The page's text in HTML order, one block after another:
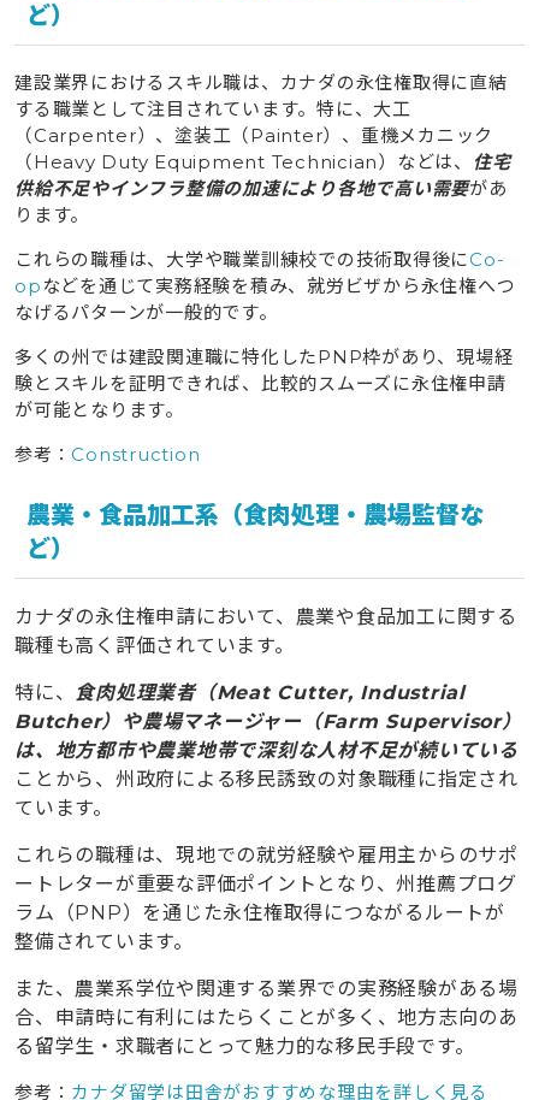
ど）
建設業界におけるスキル職は、カナダの永住権取得に直結
する職業として注目されています。特に、大工
（Carpenter）、塗装工（Painter）、重機メカニック
（Heavy Duty Equipment Technician）などは、
住宅
供給不足やインフラ整備の加速により各地で高い需要があ
ります。
これらの職種は、大学や職業訓練校での技術取得後にCo-
op などを通じて実務経験を積み、就労ビザから永住権へつ
なげるパターンが一般的です。
多くの州では建設関連職に特化したPNP枠があり、現場経
験とスキルを証明できれば、比較的スムーズに永住権申請
が可能となります。
参考： Construction
農業・食品加工系（食肉処理・農場監督な
ど）
カナダの永住権申請において、農業や食品加工に関する
職種も高く評価されています。
特に、 食肉処理業者（Meat Cutter, Industrial
Butcher）や農場マネージャー（Farm Supervisor）
は、地方都市や農業地帯で深刻な人材不足が続いている
ことから、州政府による移民誘致の対象職種に指定され
ています。
これらの職種は、現地での就労経験や雇用主からのサポ
ートレターが重要な評価ポイントとなり、州推薦プログ
ラム（PNP）を通じた永住権取得につながるルートが
整備されています。
また、農業系学位や関連する業界での実務経験がある場
合、申請時に有利にはたらくことが多く、地方志向のあ
る留学生・求職者にとって魅力的な移民手段です。
参考： カナダ留学は田舎がおすすめな理由を詳しく見る